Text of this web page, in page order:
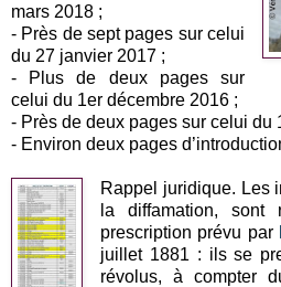
mars 2018 ;
- Près de sept pages sur celui
du 27 janvier 2017 ;
-
Plus de deux pages sur
celui du 1er décembre 2016 ;
- Près de deux pages sur celui du
- Environ deux pages
Rappel juridique. Les
la diffamation,
prescription prévu par
juillet 1881 : ils se
révolus, à compter